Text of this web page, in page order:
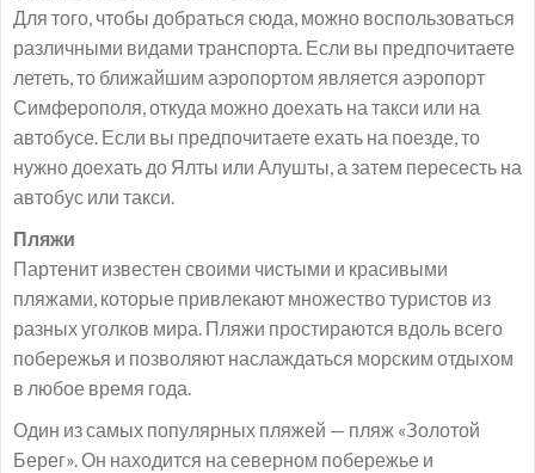
Для того, чтобы добраться сюда, можно воспользоваться
различными видами транспорта. Если вы предпочитаете
лететь, то ближайшим аэропортом является аэропорт
Симферополя, откуда можно доехать на такси или на
автобусе. Если вы предпочитаете ехать на поезде, то
нужно доехать до Ялты или Алушты, а затем пересесть на
автобус или такси.
Пляжи
Партенит известен своими чистыми и красивыми
пляжами, которые привлекают множество туристов из
разных уголков мира. Пляжи простираются вдоль всего
побережья и позволяют наслаждаться морским отдыхом
в любое время года.
Один из самых популярных пляжей — пляж «Золотой
Берег». Он находится на северном побережье и